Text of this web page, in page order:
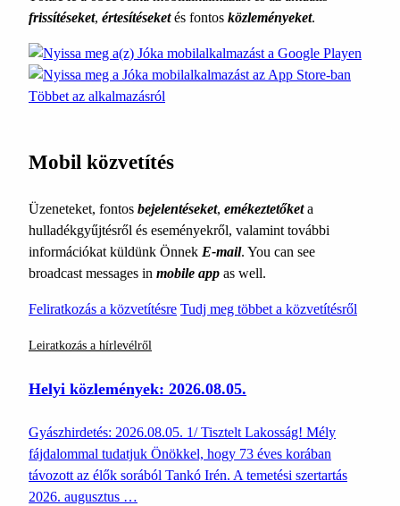
frissítéseket, értesítéseketés fontos közleményeket.
Többet az alkalmazásról
Mobil közvetítés
Üzeneteket, fontos bejelentéseket, emékeztetőketa
hulladékgyűjtésről és eseményekről, valamint további
információkat küldünk Önnek E-mail. You can see
broadcast messages in mobile app as well.
Feliratkozás a közvetítésre Tudj meg többet a közvetítésről
Leiratkozás a hírlevélről
Helyi közlemények: 2026.08.05.
Gyászhirdetés: 2026.08.05. 1/ Tisztelt Lakosság! Mély
fájdalommal tudatjuk Önökkel, hogy 73 éves korában
távozott az élők sorából Tankó Irén. A temetési szertartás
2026. augusztus …